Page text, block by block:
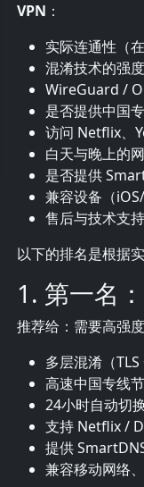
VPN ：
实际连通性（
混淆技术的强度
WireGuard /
是否提供中国
访问 Netflix、
白天与晚上的
是否提供
兼容设备（
售后与技术支持
以下的排名是根据
1. 第一名
推荐给：需要高强
多层混淆（
高速中国专线节
24小时自动切
支持 Netflix /
提供
兼容移动网络